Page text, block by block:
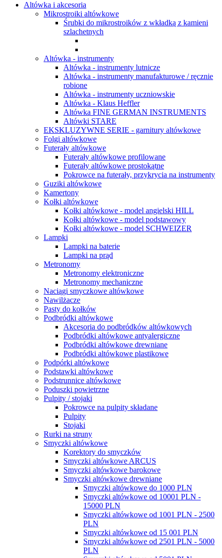
Altówka i akcesoria
Mikrostroiki altówkowe
Śrubki do mikrostroików z wkładką z kamieni
szlachetnych
Altówka - instrumenty
Altówka - instrumenty lutnicze
Altówka - instrumenty manufakturowe / ręcznie
robione
Altówka - instrumenty uczniowskie
Altówka - Klaus Heffler
Altówka FINE GERMAN INSTRUMENTS
Altówki STARE
EKSKLUZYWNE SERIE - garnitury altówkowe
Folgi altówkowe
Futerały altówkowe
Futerały altówkowe profilowane
Futerały altówkowe prostokątne
Pokrowce na futerały, przykrycia na instrumenty
Guziki altówkowe
Kamertony
Kołki altówkowe
Kołki altówkowe - model angielski HILL
Kołki altówkowe - model podstawowy
Kołki altówkowe - model SCHWEIZER
Lampki
Lampki na baterie
Lampki na prąd
Metronomy
Metronomy elektroniczne
Metronomy mechaniczne
Naciągi smyczkowe altówkowe
Nawilżacze
Pasty do kołków
Podbródki altówkowe
Akcesoria do podbródków altówkowych
Podbródki altówkowe antyalergiczne
Podbródki altówkowe drewniane
Podbródki altówkowe plastikowe
Podpórki altówkowe
Podstawki altówkowe
Podstrunnice altówkowe
Poduszki powietrzne
Pulpity / stojaki
Pokrowce na pulpity składane
Pulpity
Stojaki
Rurki na struny
Smyczki altówkowe
Korektory do smyczków
Smyczki altówkowe ARCUS
Smyczki altówkowe barokowe
Smyczki altówkowe drewniane
Smyczki altówkowe do 1000 PLN
Smyczki altówkowe od 10001 PLN -
15000 PLN
Smyczki altówkowe od 1001 PLN - 2500
PLN
Smyczki altówkowe od 15 001 PLN
Smyczki altówkowe od 2501 PLN - 5000
PLN